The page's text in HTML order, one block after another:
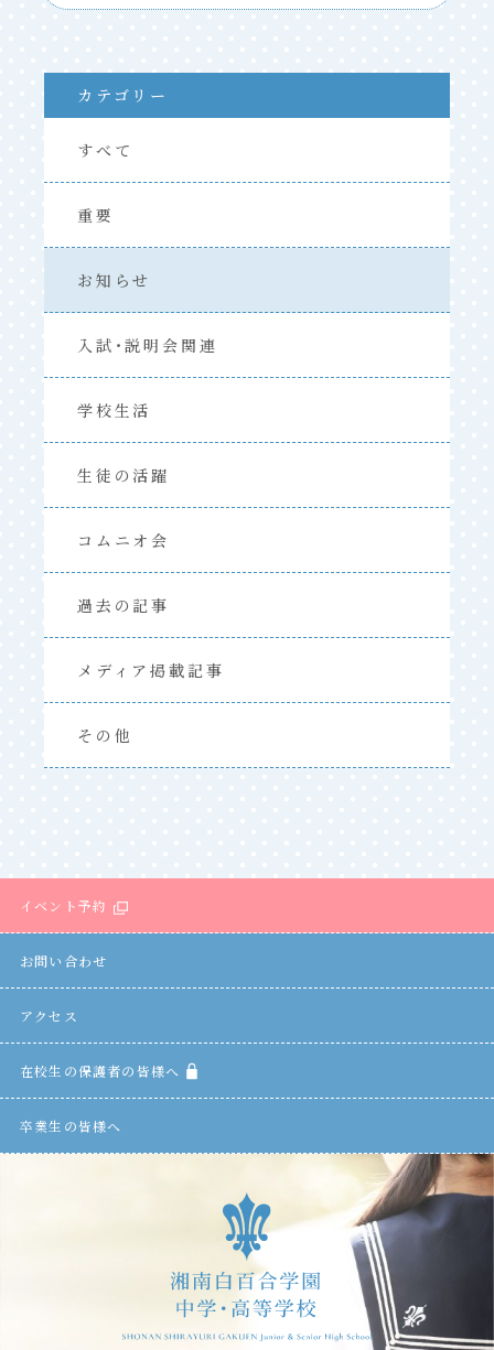
カテゴリー
すべて
重要
お知らせ
入試・説明会関連
学校生活
生徒の活躍
コムニオ会
過去の記事
メディア掲載記事
その他
イベント予約
お問い合わせ
アクセス
在校生の保護者の皆様へ
卒業生の皆様へ